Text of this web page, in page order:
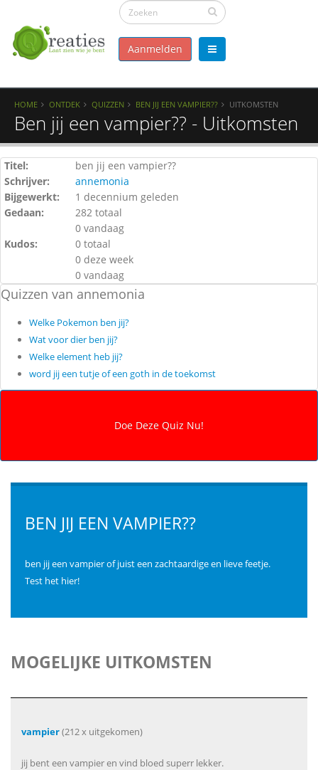
Aanmelden
HOME ONTDEK QUIZZEN BEN JIJ EEN VAMPIER?? UITKOMSTEN
Ben jij een vampier?? - Uitkomsten
Titel:
ben jij een vampier??
Schrijver:
annemonia
Bijgewerkt:
1 decennium geleden
Gedaan:
282 totaal
0 vandaag
Kudos:
0 totaal
0 deze week
0 vandaag
Quizzen van annemonia
Welke Pokemon ben jij?
Wat voor dier ben jij?
Welke element heb jij?
word jij een tutje of een goth in de toekomst
BEN JIJ EEN VAMPIER??
ben jij een vampier of juist een zachtaardige en lieve feetje.
Test het hier!
MOGELIJKE UITKOMSTEN
vampier(212 x uitgekomen)
jij bent een vampier en vind bloed superr lekker.